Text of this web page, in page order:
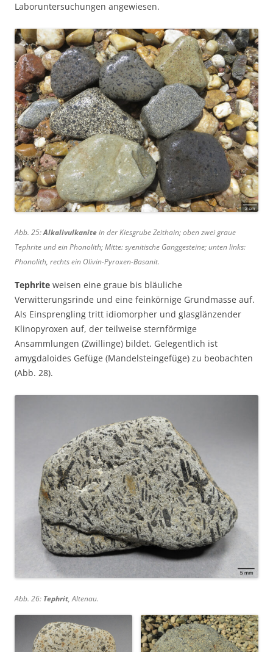
Laboruntersuchungen angewiesen.
Abb. 25:Alkalivulkanitein der Kiesgrube Zeithain; oben zwei graue
Tephrite und ein Phonolith; Mitte: syenitische Ganggesteine; unten links:
Phonolith, rechts ein Olivin-Pyroxen-Basanit.
Tephrite weisen eine graue bis bläuliche
Verwitterungsrinde und eine feinkörnige Grundmasse auf.
Als Einsprengling tritt idiomorpher und glasglänzender
Klinopyroxen auf, der teilweise sternförmige
Ansammlungen (Zwillinge) bildet. Gelegentlich ist
amygdaloides Gefüge (Mandelsteingefüge) zu beobachten
(Abb. 28).
Abb. 26: Tephrit, Altenau.